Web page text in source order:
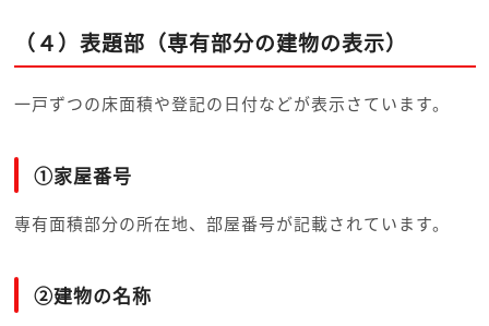
（４）表題部（専有部分の建物の表示）
一戸ずつの床面積や登記の日付などが表示さています。
①家屋番号
専有面積部分の所在地、部屋番号が記載されています。
②建物の名称